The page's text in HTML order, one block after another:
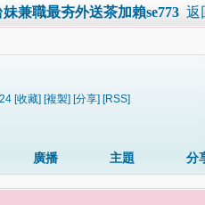
兼職最夯外送茶加賴se773 返
[收藏] [複製] [分享] [RSS]
廣播 主題 分